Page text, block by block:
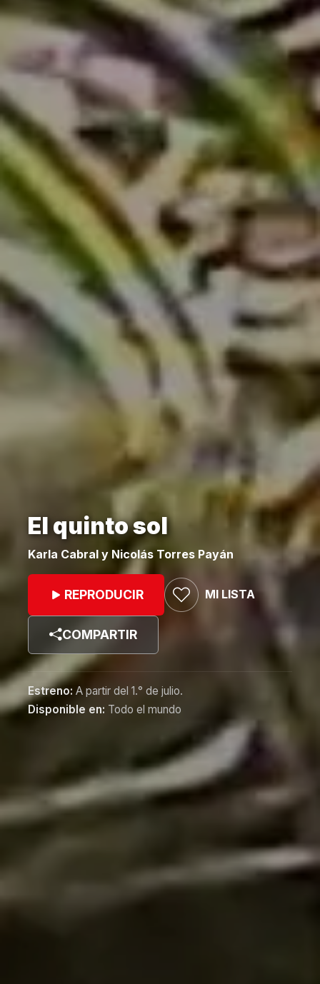
El quinto sol
Karla Cabral y Nicolás Torres Payán
REPRODUCIR MI LISTA
COMPARTIR
Estreno: A partir del 1.° de julio.
Disponible en: Todo el mundo